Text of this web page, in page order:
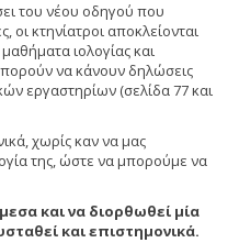
του νέου οδηγού που
κτηνίατροι αποκλείονται
ιολογίας και
να κάνουν δηλώσεις
εργαστηρίων (σελίδα 77 και
χωρίς καν να μας
της, ώστε να μπορούμε να
και να διορθωθεί μία
και επιστημονικά.